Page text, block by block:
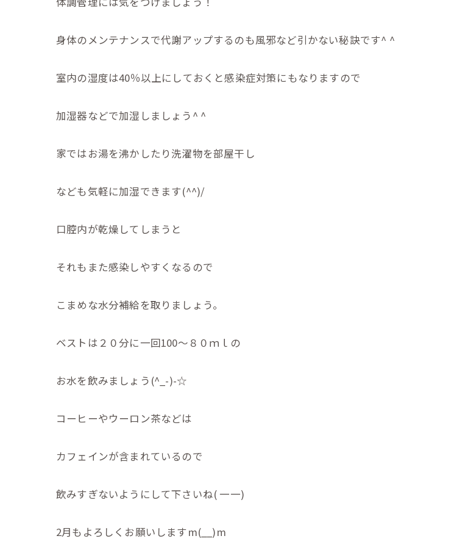
身体のメンテナンスで代謝アップするのも風邪など引かない秘訣です^ ^
室内の湿度は40％以上にしておくと感染症対策にもなりますので
加湿器などで加湿しましょう^ ^
家ではお湯を沸かしたり洗濯物を部屋干し
なども気軽に加湿できます(^^)/
口腔内が乾燥してしまうと
それもまた感染しやすくなるので
こまめな水分補給を取りましょう。
ベストは２０分に一回100～８０ｍｌの
お水を飲みましょう(^_-)-☆
コーヒーやウーロン茶などは
カフェインが含まれているので
飲みすぎないようにして下さいね( 一一)
2月もよろしくお願いしますm(__)m